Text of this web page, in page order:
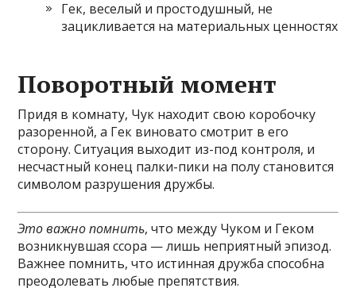
Гек, веселый и простодушный, не
зацикливается на материальных ценностях
Поворотный момент
Придя в комнату, Чук находит свою коробочку
разоренной, а Гек виновато смотрит в его
сторону. Ситуация выходит из-под контроля, и
несчастный конец палки-пики на полу становится
символом разрушения дружбы.
Это важно помнить, что между Чуком и Геком
возникнувшая ссора — лишь неприятный эпизод.
Важнее помнить, что истинная дружба способна
преодолевать любые препятствия.